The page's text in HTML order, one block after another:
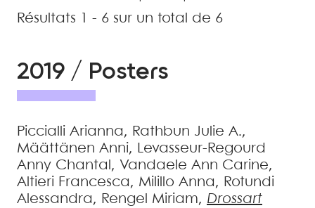
Résultats 1 - 6 sur un total de 6
2019 / Posters
Piccialli Arianna, Rathbun Julie A.,
Määttänen Anni, Levasseur-Regourd
Anny Chantal , Vandaele Ann Carine,
Altieri Francesca, Milillo Anna, Rotundi
Alessandra, Rengel Miriam, Drossart